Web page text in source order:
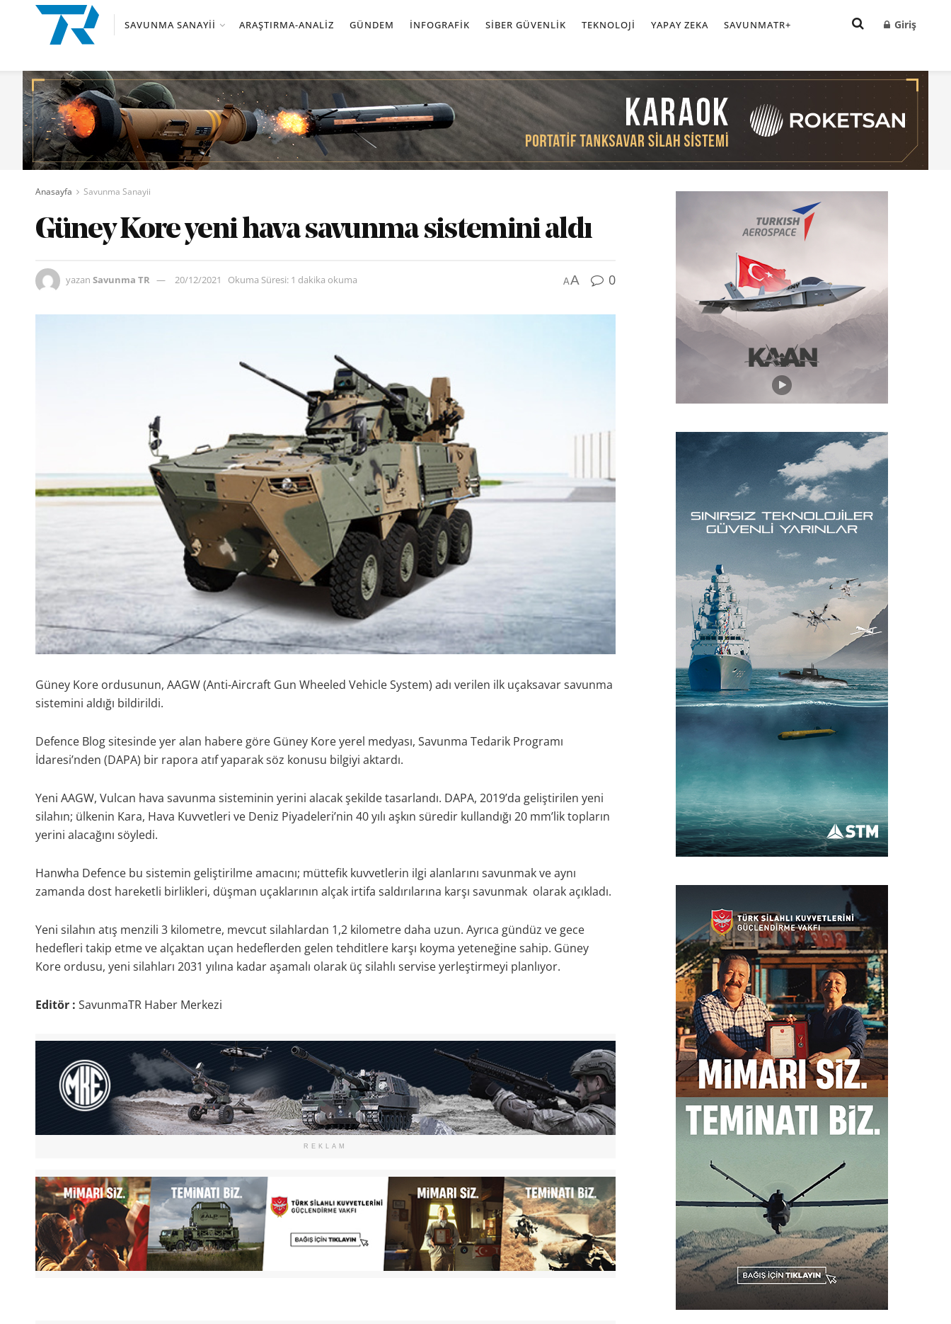
SAVUNMA SANAYII ARAŞTIRMA-ANALIZ GÜNDEM İNFOGRAFIK SIBER GÜVENLIK TEKNOLOJI YAPAY ZEKA SAVUNMATR+ Giriş
Anasayfa Savunma Sanayii
Güney Kore yeni hava savunma sistemini aldı
yazan Savunma TR 20/12/2021 Okuma Süresi: 1 dakika okuma AA 0
Güney Kore ordusunun, AAGW (Anti-Aircraft Gun Wheeled Vehicle System) adı verilen ilk uçaksavar savunma
sistemini aldığı bildirildi.
Defence Blog sitesinde yer alan habere göre Güney Kore yerel medyası, Savunma Tedarik Programı
İdaresi’nden (DAPA) bir rapora atıf yaparak söz konusu bilgiyi aktardı.
Yeni AAGW, Vulcan hava savunma sisteminin yerini alacak şekilde tasarlandı. DAPA, 2019’da geliştirilen yeni
silahın; ülkenin Kara, Hava Kuvvetleri ve Deniz Piyadeleri’nin 40 yılı aşkın süredir kullandığı 20 mm’lik topların
yerini alacağını söyledi.
Hanwha Defence bu sistemin geliştirilme amacını; müttefik kuvvetlerin ilgi alanlarını savunmak ve aynı
zamanda dost hareketli birlikleri, düşman uçaklarının alçak irtifa saldırılarına karşı savunmak olarak açıkladı.
Yeni silahın atış menzili 3 kilometre, mevcut silahlardan 1,2 kilometre daha uzun. Ayrıca gündüz ve gece
hedefleri takip etme ve alçaktan uçan hedeflerden gelen tehditlere karşı koyma yeteneğine sahip. Güney
Kore ordusu, yeni silahları 2031 yılına kadar aşamalı olarak üç silahlı servise yerleştirmeyi planlıyor.
Editör : SavunmaTR Haber Merkezi
REKLAM